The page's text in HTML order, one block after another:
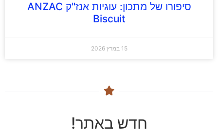
סיפורו של מתכון: עוגיות אנז"ק ANZAC
Biscuit
15 במרץ 2026
חדש באתר!